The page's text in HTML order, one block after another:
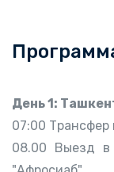
День 1:
07:00
08.00 Выезд в